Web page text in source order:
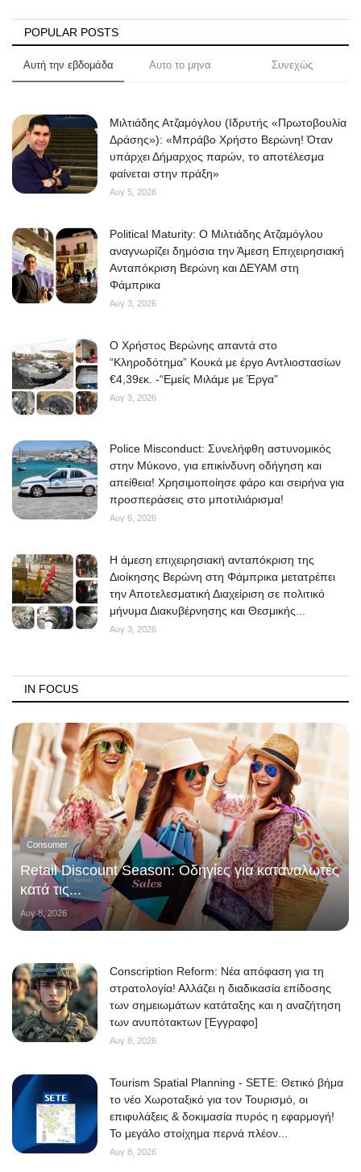
POPULAR POSTS
Αυτή την εβδομάδα Αυτο το μηνα Συνεχώς
Μιλτιάδης Ατζαμόγλου (Ιδρυτής «Πρωτοβουλία
Δράσης»): «Μπράβο Χρήστο Βερώνη! Όταν
υπάρχει Δήμαρχος παρών, το αποτέλεσμα
φαίνεται στην πράξη»
Αυγ 5, 2026
Political Maturity: Ο Μιλτιάδης Ατζαμόγλου
αναγνωρίζει δημόσια την Άμεση Επιχειρησιακή
Ανταπόκριση Βερώνη και ΔΕΥΑΜ στη
Φάμπρικα
Αυγ 3, 2026
O Χρήστος Βερώνης απαντά στο
“Κληροδότημα” Κουκά με έργο Αντλιοστασίων
€4,39εκ. -“Εμείς Μιλάμε με Έργα”
Αυγ 3, 2026
Police Misconduct: Συνελήφθη αστυνομικός
στην Μύκονο, για επικίνδυνη οδήγηση και
απείθεια! Χρησιμοποίησε φάρο και σειρήνα για
προσπεράσεις στο μποτιλιάρισμα!
Αυγ 6, 2026
Η άμεση επιχειρησιακή ανταπόκριση της
Διοίκησης Βερώνη στη Φάμπρικα μετατρέπει
την Αποτελεσματική Διαχείριση σε πολιτικό
μήνυμα Διακυβέρνησης και Θεσμικής...
Αυγ 3, 2026
IN FOCUS
Consumer
Retail Discount Season: Οδηγίες για καταναλωτές
κατά τις...
Αυγ 8, 2026
Conscription Reform: Νέα απόφαση για τη
στρατολογία! Αλλάζει η διαδικασία επίδοσης
των σημειωμάτων κατάταξης και η αναζήτηση
των ανυπότακτων [Έγγραφο]
Αυγ 8, 2026
Tourism Spatial Planning - SETE: Θετικό βήμα
το νέο Χωροταξικό για τον Τουρισμό, οι
επιφυλάξεις & δοκιμασία πυρός η εφαρμογή!
Το μεγάλο στοίχημα περνά πλέον...
Αυγ 8, 2026